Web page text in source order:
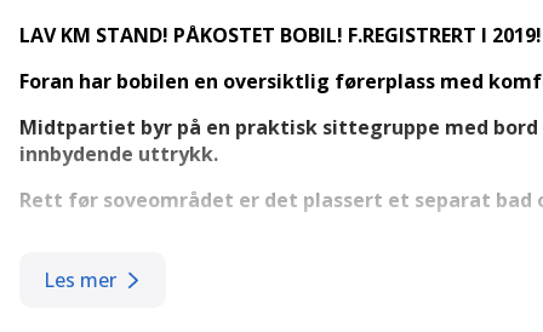
LAV KM STAND! PÅKOSTET BOBIL! F.REGISTRERT I 2019!
Foran har bobilen en oversiktlig førerplass med
Midtpartiet byr på en praktisk sittegruppe med
innbydende uttrykk.
Rett før soveområdet er det plassert et separat
TV PAKKE
Les mer